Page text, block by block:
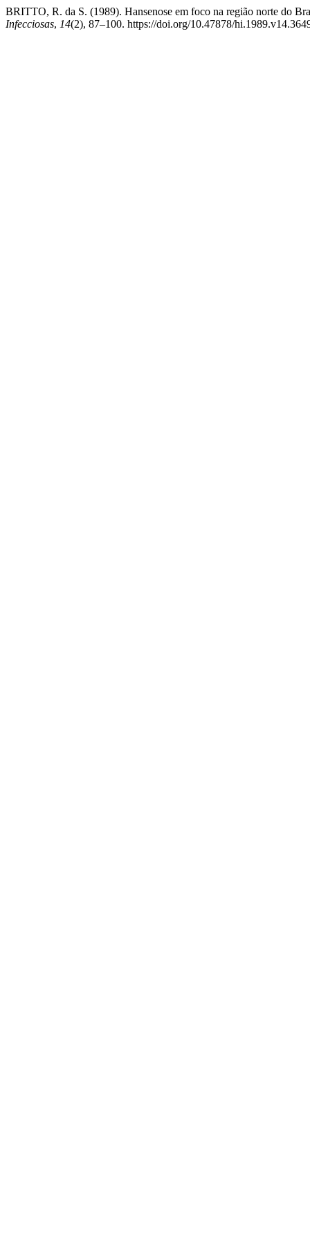
BRITTO, R. da S. (1989). Hansenose em foco na região norte do
Infecciosas, 14(2), 87–100. https://doi.org/10.47878/